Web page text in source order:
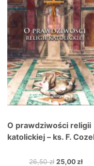
O prawdziwości religii
katolickiej – ks. F.
26,50zł Pierwotna
25,00 zł